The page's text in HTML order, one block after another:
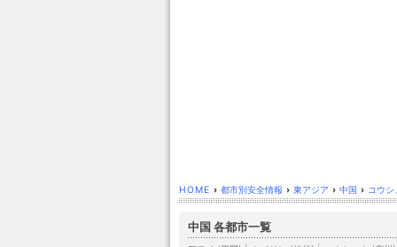
HOME › 都市別安全情報 › 東アジア › 中国 › コウ
中国 各都市一覧